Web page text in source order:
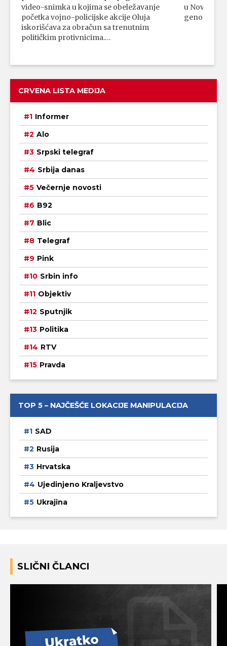
video-snimka u kojima se obeležavanje
početka vojno-policijske akcije Oluja
iskorišćava za obračun sa trenutnim
političkim protivnicima.…
u Novom
genocidni
CRVENA LISTA MEDIJA
Informer
Alo
Srpski telegraf
Srbija danas
Večernje novosti
B92
Blic
Telegraf
Pink
Srbin info
Objektiv
Sputnjik
Politika
RTV
Pravda
TOP 5 – NAJČEŠĆE LOKACIJE MANIPULACIJA
SAD
Rusija
Hrvatska
Ujedinjeno Kraljevstvo
Ukrajina
SLIČNI ČLANCI